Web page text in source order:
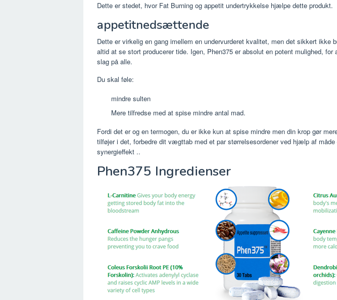
Dette er stedet, hvor Fat Burning og appetit undertrykkelse hjælpe dette produkt.
appetitnedsættende
Dette er virkelig en gang imellem en undervurderet kvalitet, men det sikkert ikke
altid at se stort producerer tide. Igen, Phen375 er absolut en potent mulighed,
slag på alle.
Du skal føle:
mindre sulten
Mere tilfredse med at spise mindre antal mad.
Fordi det er og en termogen, du er ikke kun at spise mindre men din krop gør
tilføjer i det, forbedre dit vægttab med et par størrelsesordener ved hjælp af måde
synergieffekt ..
Phen375 Ingredienser